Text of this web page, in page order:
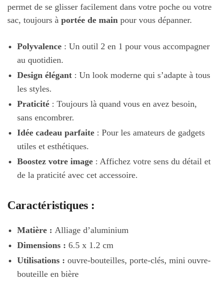
permet de se glisser facilement dans votre poche ou votre
sac, toujours à portée de main pour vous dépanner.
Polyvalence : Un outil 2 en 1 pour vous accompagner
au quotidien.
Design élégant : Un look moderne qui s’adapte à tous
les styles.
Praticité : Toujours là quand vous en avez besoin,
sans encombrer.
Idée cadeau parfaite : Pour les amateurs de gadgets
utiles et esthétiques.
Boostez votre image : Affichez votre sens du détail et
de la praticité avec cet accessoire.
Caractéristiques :
Matière : Alliage d’aluminium
Dimensions : 6.5 x 1.2 cm
Utilisations : ouvre-bouteilles, porte-clés, mini ouvre-
bouteille en bière